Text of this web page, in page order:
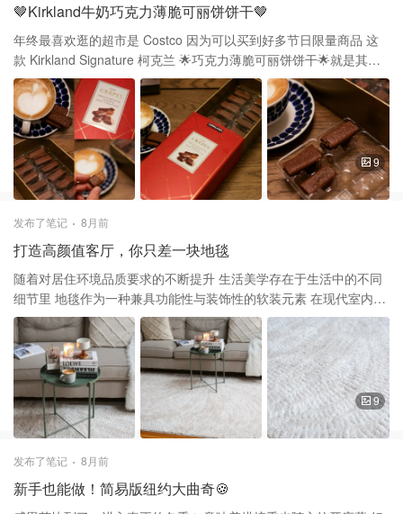
克力🍫好吃的 ⭐️巧克力旁边有小姜饼屋 一包$2➕，Baking Glue$1➕
期待和小朋友们一起做Gingerbread house ⭐️自助餐回归，详情看
poster 看着图片好有食欲 family member只要$19.99 儿童$9.99
12-12号 4-6pm 7-9pm 餐厅区 还没试过ikea的buffet，好想尝试一
下 无论在Ikea的任何角落，都能提升幸福感
🤎Kirkland牛奶巧克力薄脆可丽饼饼干🤎
年终最喜欢逛的超市是 Costco 因为可以买到好多节日限量商品 这
款 Kirkland Signature 柯克兰 🌟巧克力薄脆可丽饼饼干🌟就是其中
之一 Kirkland Signature Crêpes Biscuits with Belgian Chocolate🍫
是属于Costco的自有品牌 产地：法国🇫🇷 巧克力用的是比利时🇧🇪
它结合了法式香甜脆饼与 比利时浓郁牛奶巧克力的丝滑～ 它不是像
普通巧克力饼干的厚重感 咬一口能明显感到分明的层次感 以及轻薄
的脆感，真的是酥到掉渣 而且它不像只吃巧克力的甜腻 或者咀嚼一
般饼干的干涩 它是巧克力和饼干的完美结合 酥脆，口感轻盈，滋味
丰厚 特别适合配上咖啡或者茶 甚至放在冰淇淋球上面 是非常精致的
下午茶☕️搭子 它外包装是红色的盒子，配金色斜线 像是金色丝带绑
吃不完那么多 适合节日走亲访友当做小礼物💝 喜欢吃脆饼和巧克力
的也一定要试试
9
发布了笔记 8月前
打造高颜值客厅，你只差一块地毯
随着对居住环境品质要求的不断提升 生活美学存在于生活中的不同
细节里 地毯作为一种兼具功能性与装饰性的软装元素 在现代室内设
计中占据着越来越重要的位置 趁着感恩节前把家里客厅🛋️的地毯换
了新的 沙发下面的地毯更换让整个客厅焕然一新 这块地毯是前几天
在 Costco 实体店购入 图9️⃣有品牌的名字和尺寸，产地土耳其 当时
减价，➖30，折扣后$59.9 看了一下网上要$100➕ 这个牌子的地毯
真心不错 设计简约是我买客厅地毯的诉求 不要太多花纹，尽量素
色，绒毛长短适中 因为大面积纯色地毯适合营造简约风格 这款不是
长长的绒毛但也算厚实，踏上去非常舒适 不是特别薄也不会太厚容
易藏脏东西 表面纹理设计很特别，细节处理的到位 浅浅的几何图案
定期用吸尘器清洁 局部的污渍用水和温和的肥皂清洁 后彻底晾干，
9
发布了笔记 8月前
新手也能做！简易版纽约大曲奇🍪